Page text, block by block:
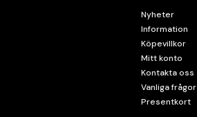
Nyheter
Information
Köpevillkor
Mitt konto
Kontakta oss
Vanliga frågor
Presentkort